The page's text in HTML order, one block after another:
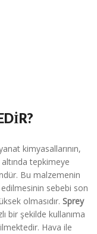
kimyasallarının,
tepkimeye
Bu malzemenin
sebebi son
olmasıdır. Sprey
bir şekilde kullanıma
Hava ile